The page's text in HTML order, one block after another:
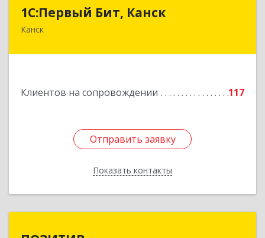
1С:Первый Бит, Канск
Канск
Клиентов на сопровождении 117
Отправить заявку
Показать контакты
Отправить заявку
Назад